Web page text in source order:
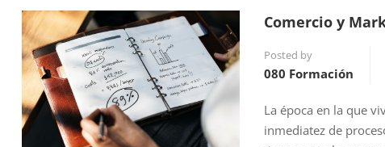
PROGRAMADA
HOSTELERÍA
Comercio y
Posted by
080 Formación
La época en la que
inmediatez de